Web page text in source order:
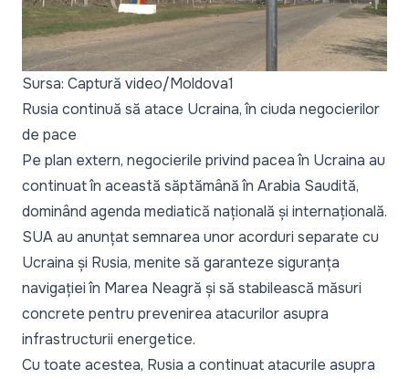
Sursa: Captură video/Moldova1
Rusia continuă să atace Ucraina, în ciuda negocierilor
de pace
Pe plan extern, negocierile privind pacea în Ucraina au
continuat în această săptămână în Arabia Saudită,
dominând agenda mediatică națională și internațională.
SUA au anunțat semnarea unor acorduri separate cu
Ucraina și Rusia, menite să garanteze siguranța
navigației în Marea Neagră și să stabilească măsuri
concrete pentru prevenirea atacurilor asupra
infrastructurii energetice.
Cu toate acestea, Rusia a continuat atacurile asupra